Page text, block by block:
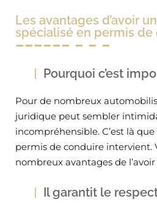
Les avantages d’avoir
spécialisé en permis de
Pourquoi c’est
Pour de nombreux
juridique peut sembler
incompréhensible. C’est là que
permis de conduire intervient.
nombreux avantages de l’avoir
Il garantit le